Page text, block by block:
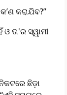
କରାଯିବ?”
ତା'ର ସ୍ୱାମୀ
ଛିଡ଼ା